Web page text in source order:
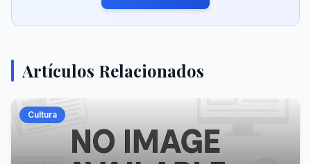
Artículos Relacionados
Cultura